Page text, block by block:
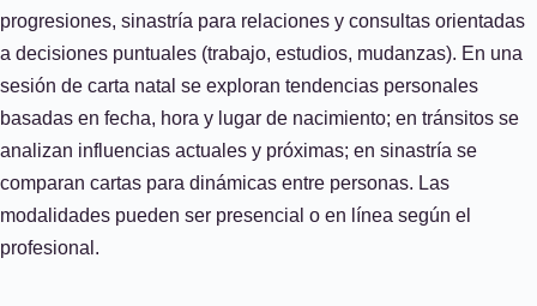
progresiones, sinastría para relaciones y consultas orientadas
a decisiones puntuales (trabajo, estudios, mudanzas). En una
sesión de carta natal se exploran tendencias personales
basadas en fecha, hora y lugar de nacimiento; en tránsitos se
analizan influencias actuales y próximas; en sinastría se
comparan cartas para dinámicas entre personas. Las
modalidades pueden ser presencial o en línea según el
profesional.